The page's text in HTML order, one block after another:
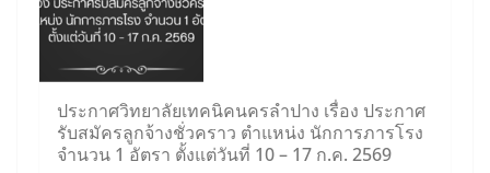
ประกาศวิทยาลัยเทคนิคนครลำปาง เรื่อง ประกาศ
รับสมัครลูกจ้างชั่วคราว ตำแหน่ง นักการภารโรง
จำนวน 1 อัตรา ตั้งแต่วันที่ 10 – 17 ก.ค. 2569